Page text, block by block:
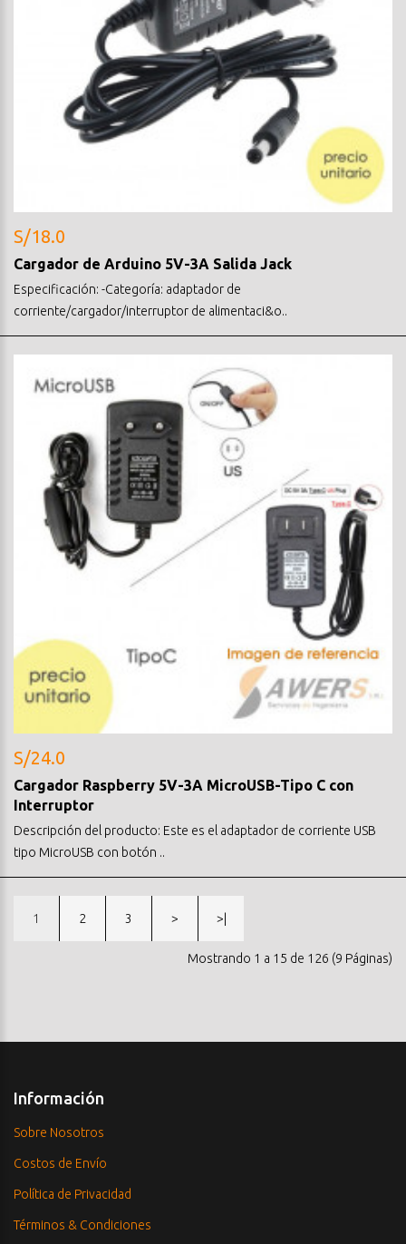
S/18.0
Cargador de Arduino 5V-3A Salida Jack
Especificación: -Categoría: adaptador de
corriente/cargador/interruptor de alimentaci&o..
S/24.0
Cargador Raspberry 5V-3A MicroUSB-Tipo C con
Interruptor
Descripción del producto: Este es el adaptador de corriente USB
tipo MicroUSB con botón ..
1 2 3 > >|
Mostrando 1 a 15 de 126 (9 Páginas)
Información
Sobre Nosotros
Costos de Envío
Política de Privacidad
Términos & Condiciones